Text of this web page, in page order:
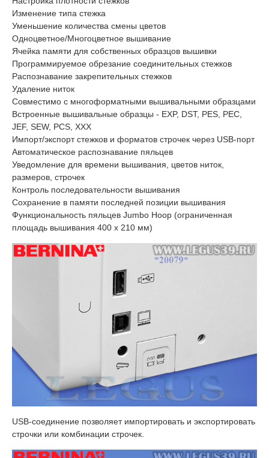
Изменение типа стежка
Уменьшение количества смены цветов
Одноцветное/Многоцветное вышивание
Ячейка памяти для собственных образцов вышивки
Программируемое обрезание соединительных стежков
Распознавание закрепительных стежков
Удаление ниток
Совместимо с многоформатными вышивальными образцами
Встроенные вышивальные образцы - EXP, DST, PES, PEC,
JEF, SEW, PCS, XXX
Импорт/экспорт стежков и форматов строчек через USB-порт
Автоматическое распознавание пяльцев
Уведомление для времени вышивания, цветов ниток,
размеров, строчек
Контроль последовательности вышивания
Сохранение в памяти последней позиции вышивания
Функциональность пяльцев Jumbo Hoop (ограниченная
площадь вышивания 400 x 210 мм)
USB-соединение позволяет импортировать и экспортировать
строчки или комбинации строчек.